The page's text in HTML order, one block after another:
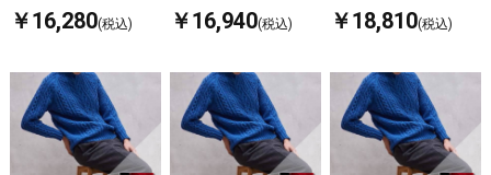
￥16,280(税込) ￥16,940(税込) ￥18,810(税込)